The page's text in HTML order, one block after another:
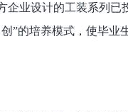
企业设计的工装系列已
”的培养模式，使毕业